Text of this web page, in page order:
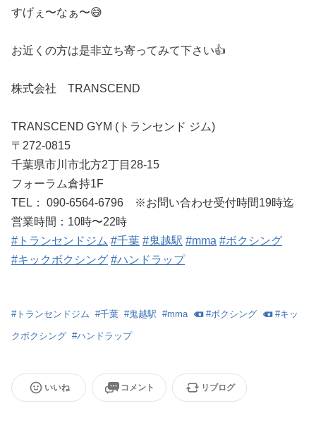
すげぇ〜なぁ〜😅
お近くの方は是非立ち寄ってみて下さい👍
株式会社 TRANSCEND
TRANSCEND GYM (トランセンド ジム)
〒272-0815
千葉県市川市北方2丁目28-15
フォーラム倉持1F
TEL： 090-6564-6796 ※お問い合わせ受付時間19時迄
営業時間：10時〜22時
#トランセンドジム #千葉 #鬼越駅 #mma #ボクシング
#キックボクシング #ハンドラップ
#トランセンドジム #千葉 #鬼越駅 #mma #ボクシング #キッ
クボクシング #ハンドラップ
いいね コメント リブログ